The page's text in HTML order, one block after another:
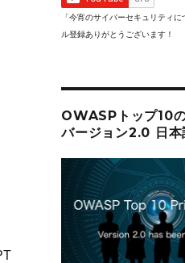
「今宵のサイバーセキュリティ
ル登録ありがとうございます！
OWASPトップ10
バージョン2.0 日本